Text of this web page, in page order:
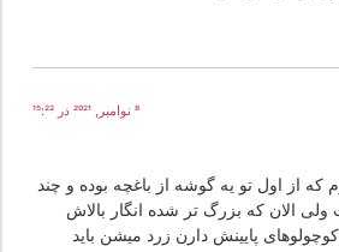
تو یه گوشه از باغچه بوده و چند
که بزرگ تر شده انگار بالاش
پایینش دارن زرد میشن باید